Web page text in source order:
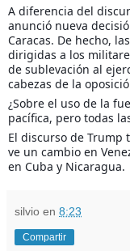
A diferencia del
anunció nueva
Caracas. De hecho,
dirigidas a los
de sublevación al
cabezas de la
¿Sobre el uso de la
pacífica, pero todas
El discurso de
ve un cambio en
en Cuba y Nicaragua.
silvio en 8:23
Compartir